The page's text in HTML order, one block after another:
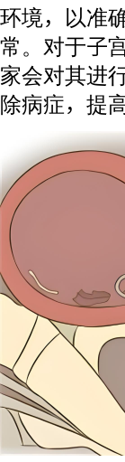
环境，以准
常。对于子
家会对其进
除病症，提